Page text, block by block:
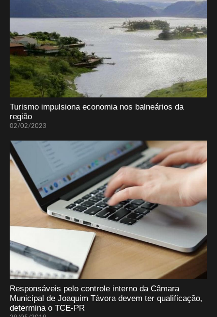
Turismo impulsiona economia nos balneários da
região
02/02/2023
Responsáveis pelo controle interno da Câmara
Municipal de Joaquim Távora devem ter qualificação,
determina o TCE-PR